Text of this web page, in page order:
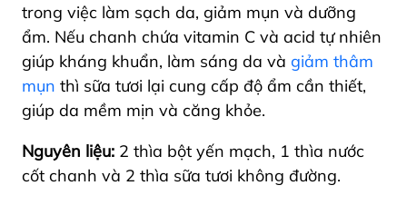
trong việc làm sạch da, giảm mụn và dưỡng
ẩm. Nếu chanh chứa vitamin C và acid tự nhiên
giúp kháng khuẩn, làm sáng da và giảm thâm
mụn thì sữa tươi lại cung cấp độ ẩm cần thiết,
giúp da mềm mịn và căng khỏe.
Nguyên liệu: 2 thìa bột yến mạch, 1 thìa nước
cốt chanh và 2 thìa sữa tươi không đường.